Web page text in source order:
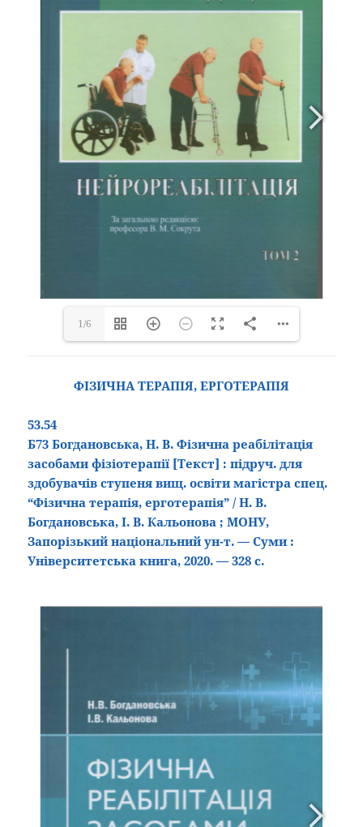
1/6
ФІЗИЧНА ТЕРАПІЯ, ЕРГОТЕРАПІЯ
53.54
Б73 Богдановська, Н. В. Фізична реабілітація
засобами фізіотерапії [Текст] : підруч. для
здобувачів ступеня вищ. освіти магістра спец.
“Фізична терапія, ерготерапія” / Н. В.
Богдановська, І. В. Кальонова ; МОНУ,
Запорізький національний ун-т. — Суми :
Університетська книга, 2020. — 328 с.